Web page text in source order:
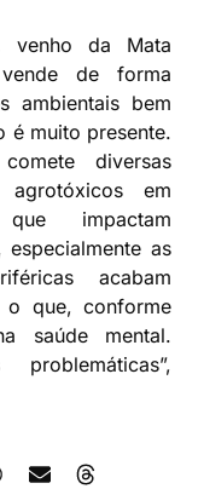
venho da Mata
de forma
ambientais bem
é muito presente.
diversas
em
impactam
especialmente as
acabam
o que, conforme
saúde mental.